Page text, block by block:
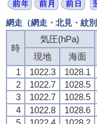
網走（網走・北見・紋
時
気圧(hPa)
現地
海面
1
1022.3 1028.1
2
1022.7 1028.5
3
1022.7 1028.5
4
1022.8 1028.6